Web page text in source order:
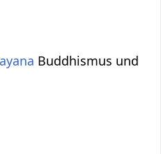
Buddhismus und